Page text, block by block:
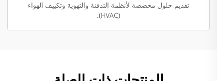
تقديم حلول مخصصة لأنظمة التدفئة والتهوية وتكييف الهواء
(HVAC).